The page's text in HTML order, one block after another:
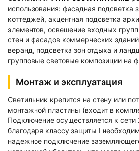
использования: фасадная подсветка
коттеджей, акцентная подсветка
элементов, освещение входных
стен и фасадов коммерческих
веранд, подсветка зон отдыха и
групповые световые композиции на
Монтаж и эксплуатация
Светильник крепится на стену или
монтажной пластины (входит в
Подключение осуществляется к сети
благодаря классу защиты I
надежное подключение